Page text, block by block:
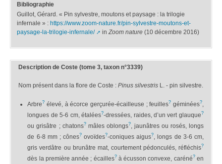
Bibliographie
Guillot, Gérard. « Pin sylvestre, moutons et paysage : la trilogie
infernale » : https://www.zoom-nature.fr/pin-sylvestre-moutons-et-
paysage-la-trilogie-infernale/
inZoom nature (10 décembre 2016)
Description de Coste (tome 3, taxon n°3339)
Nom présent dans la flore de Coste :Pinus silvestris L. - pin silvestre.
Arbre? élevé, à écorce gerçurée-écailleuse ; feuilles? géminées?,
longues de 5-6 cm, étalées?-dressées, raides, d’un vert glauque?
ou grisâtre ; chatons?mâles oblongs?, jaunâtres ou rosés, longs
de 6-8 mm ; cônes?ovoïdes?-coniques aigus?
, longs de 3-6 cm,
gris verdâtre ou brunâtre mat, courtement pédonculés, réfléchis?
dès la première année ; écailles?à écusson convexe, caréné?en